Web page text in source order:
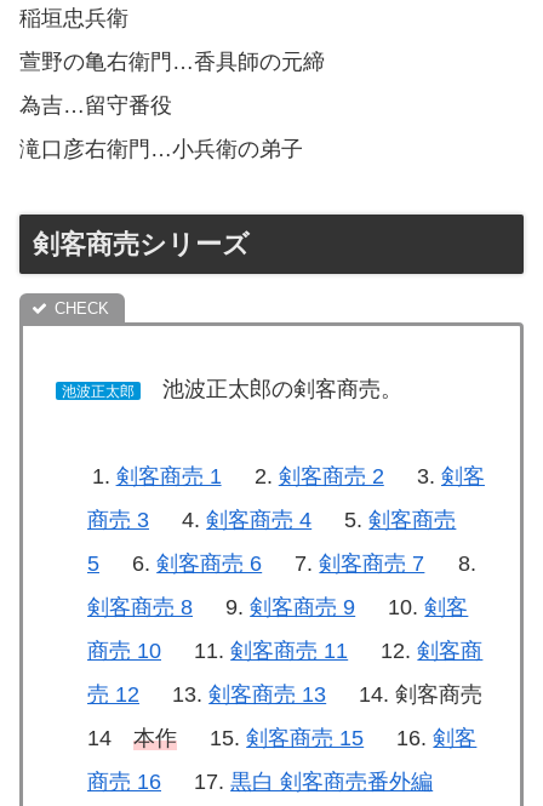
稲垣忠兵衛
萱野の亀右衛門…香具師の元締
為吉…留守番役
滝口彦右衛門…小兵衛の弟子
剣客商売シリーズ
池波正太郎 池波正太郎の剣客商売。
剣客商売 1 剣客商売 2
剣客
商売 3
剣客商売 4
剣客商売
5
剣客商売 6
剣客商売 7
剣客商売 8
剣客商売 9
剣客
商売 10
剣客商売 11
剣客商
売 12
剣客商売 13
剣客商売
14 本作 剣客商売 15
剣客
商売 16
黒白 剣客商売番外編